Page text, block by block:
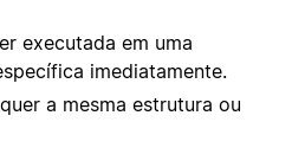
executada em uma
imediatamente.
a mesma estrutura ou